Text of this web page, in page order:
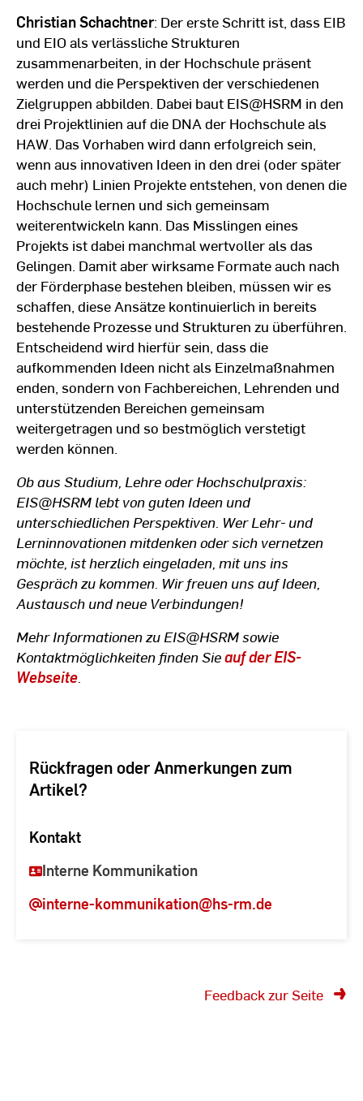
Christian Schachtner: Der erste Schritt ist, dass EIB
und EIO als verlässliche Strukturen
zusammenarbeiten, in der Hochschule präsent
werden und die Perspektiven der verschiedenen
Zielgruppen abbilden. Dabei baut EIS@HSRM in den
drei Projektlinien auf die DNA der Hochschule als
HAW. Das Vorhaben wird dann erfolgreich sein,
wenn aus innovativen Ideen in den drei (oder später
auch mehr) Linien Projekte entstehen, von denen die
Hochschule lernen und sich gemeinsam
weiterentwickeln kann. Das Misslingen eines
Projekts ist dabei manchmal wertvoller als das
Gelingen. Damit aber wirksame Formate auch nach
der Förderphase bestehen bleiben, müssen wir es
schaffen, diese Ansätze kontinuierlich in bereits
bestehende Prozesse und Strukturen zu überführen.
Entscheidend wird hierfür sein, dass die
aufkommenden Ideen nicht als Einzelmaßnahmen
enden, sondern von Fachbereichen, Lehrenden und
unterstützenden Bereichen gemeinsam
weitergetragen und so bestmöglich verstetigt
werden können.
Ob aus Studium, Lehre oder Hochschulpraxis:
EIS@HSRM lebt von guten Ideen und
unterschiedlichen Perspektiven. Wer Lehr- und
Lerninnovationen mitdenken oder sich vernetzen
möchte, ist herzlich eingeladen, mit uns ins
Gespräch zu kommen. Wir freuen uns auf Ideen,
Austausch und neue Verbindungen!
Mehr Informationen zu EIS@HSRM sowie
Kontaktmöglichkeiten finden Sieauf der EIS-
Webseite.
Rückfragen oder Anmerkungen zum
Artikel?
Kontakt
Interne Kommunikation
interne-kommunikation@hs-rm.de
Feedback zur Seite